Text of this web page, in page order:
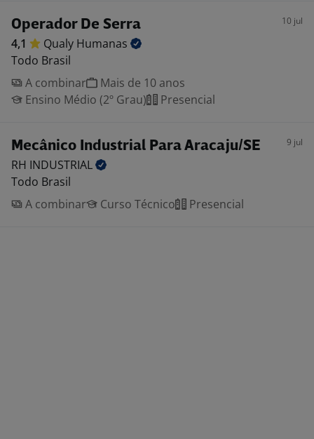
Operador De Serra 10 jul
4,1 Qualy Humanas
Todo Brasil
A combinar
Mais de 10 anos
Ensino Médio (2º Grau)
Presencial
Mecânico Industrial Para Aracaju/SE 9 jul
RH INDUSTRIAL
Todo Brasil
A combinar
Curso Técnico Presencial